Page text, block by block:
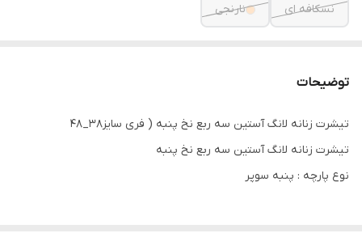
نسکافه ای نارنجی
توضیحات
تیشرت زنانه لانگ آستین سه ربع نخ پنبه ( فری سایز38_48
تیشرت زنانه لانگ آستین سه ربع نخ پنبه
نوع پارچه : پنبه سوپر